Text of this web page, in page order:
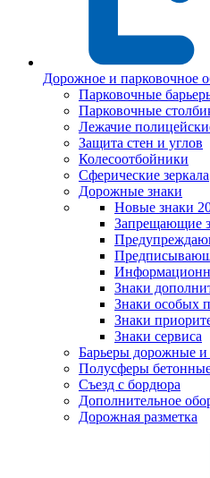
Дорожное и парковочное
Парковочные
Парковочные
Лежачие
Защита стен и углов
Колесоотбойники
Сферические зеркала
Дорожные знаки
Новые знаки
Запрещающие
Знаки
Знаки особых
Знаки
Знаки сервиса
Барьеры дорожные
Полусферы
Съезд с бордюра
Дополнительное
Дорожная разметка